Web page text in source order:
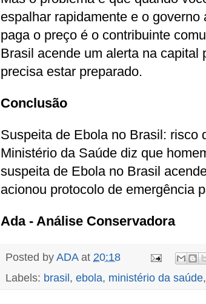
espalhar rapidamente e o
paga o preço é o contribuinte
Brasil acende um alerta na
precisa estar preparado.
Conclusão
Suspeita de Ebola no Brasil: risco
Ministério da Saúde diz que
suspeita de Ebola no Brasil
acionou protocolo de emergência
Ada - Análise Conservadora
Posted by ADA at 20:18
Labels: brasil, ebola, ministério da saúde,